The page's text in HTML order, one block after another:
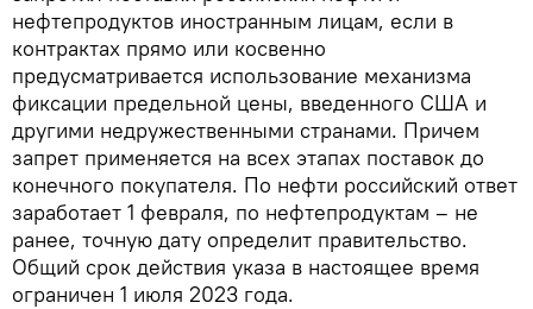
нефтепродуктов иностранным лицам, если в
контрактах прямо или косвенно
предусматривается использование механизма
фиксации предельной цены, введенного США и
другими недружественными странами. Причем
запрет применяется на всех этапах поставок до
конечного покупателя. По нефти российский ответ
заработает 1 февраля, по нефтепродуктам – не
ранее, точную дату определит правительство.
Общий срок действия указа в настоящее время
ограничен 1 июля 2023 года.